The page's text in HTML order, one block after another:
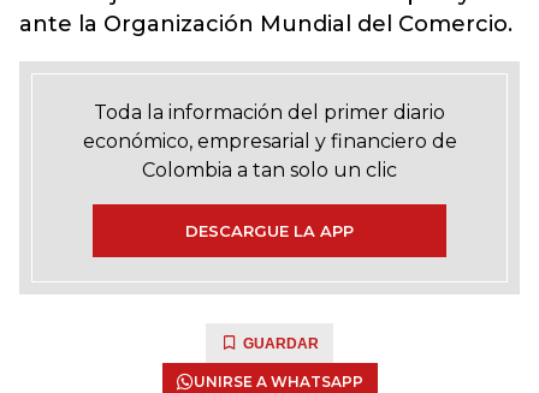
ante la Organización Mundial del Comercio.
Toda la información del primer diario
económico, empresarial y financiero de
Colombia a tan solo un clic
DESCARGUE LA APP
GUARDAR
UNIRSE A WHATSAPP